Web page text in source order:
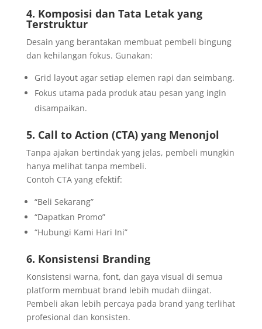
4. Komposisi dan Tata Letak yang
Terstruktur
Desain yang berantakan membuat pembeli bingung
dan kehilangan fokus. Gunakan:
Grid layout agar setiap elemen rapi dan seimbang.
Fokus utama pada produk atau pesan yang ingin
disampaikan.
5. Call to Action (CTA) yang Menonjol
Tanpa ajakan bertindak yang jelas, pembeli mungkin
hanya melihat tanpa membeli.
Contoh CTA yang efektif:
“Beli Sekarang”
“Dapatkan Promo”
“Hubungi Kami Hari Ini”
6. Konsistensi Branding
Konsistensi warna, font, dan gaya visual di semua
platform membuat brand lebih mudah diingat.
Pembeli akan lebih percaya pada brand yang terlihat
profesional dan konsisten.